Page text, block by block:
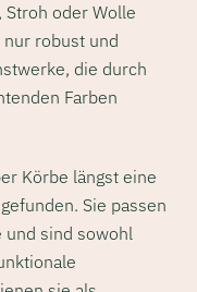
oder Wolle
robust und
die durch
Farben
Körbe längst eine
Sie passen
und sind sowohl